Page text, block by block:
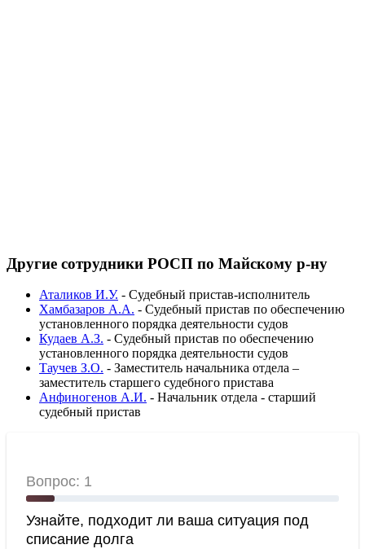
Другие сотрудники РОСП по Майскому р-ну
Аталиков И.У. - Судебный пристав-исполнитель
Хамбазаров А.А. - Судебный пристав по обеспечению
установленного порядка деятельности судов
Кудаев А.З. - Судебный пристав по обеспечению
установленного порядка деятельности судов
Таучев З.О. - Заместитель начальника отдела –
заместитель старшего судебного пристава
Анфиногенов А.И. - Начальник отдела - старший
судебный пристав